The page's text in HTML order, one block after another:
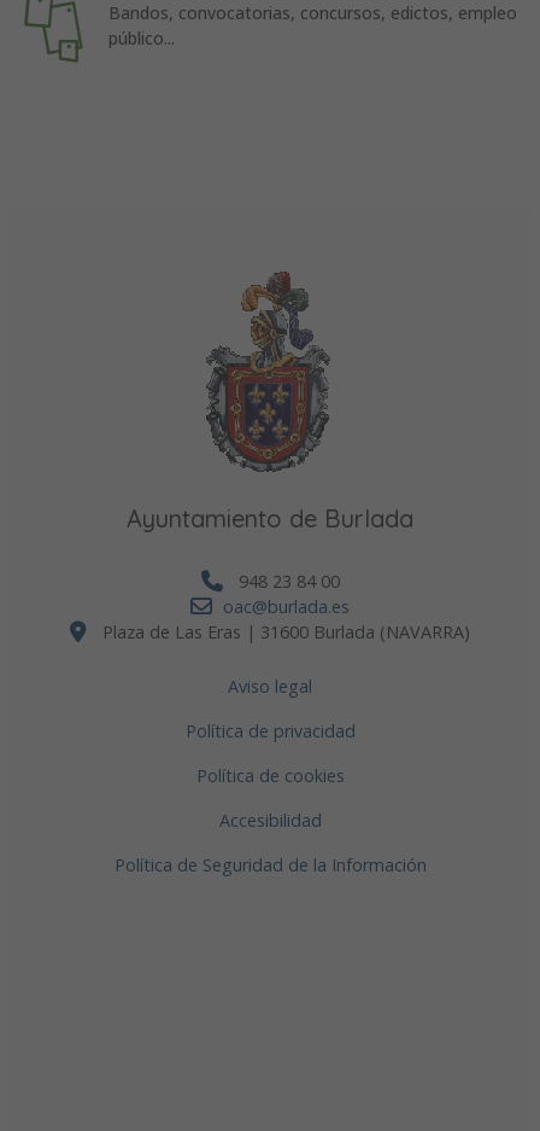
Bandos, convocatorias, concursos, edictos, empleo
público...
Ayuntamiento de Burlada
948 23 84 00
oac@burlada.es
Plaza de Las Eras | 31600 Burlada (NAVARRA)
Aviso legal
Política de privacidad
Política de cookies
Accesibilidad
Política de Seguridad de la Información